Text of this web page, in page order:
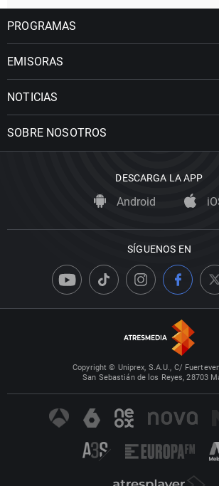
PROGRAMAS
EMISORAS
NOTICIAS
SOBRE NOSOTROS
DESCARGA LA APP
Android
SÍGUENOS EN
Copyright © Uniprex, S.A.U., C/
San Sebastián de los Reyes, 28703